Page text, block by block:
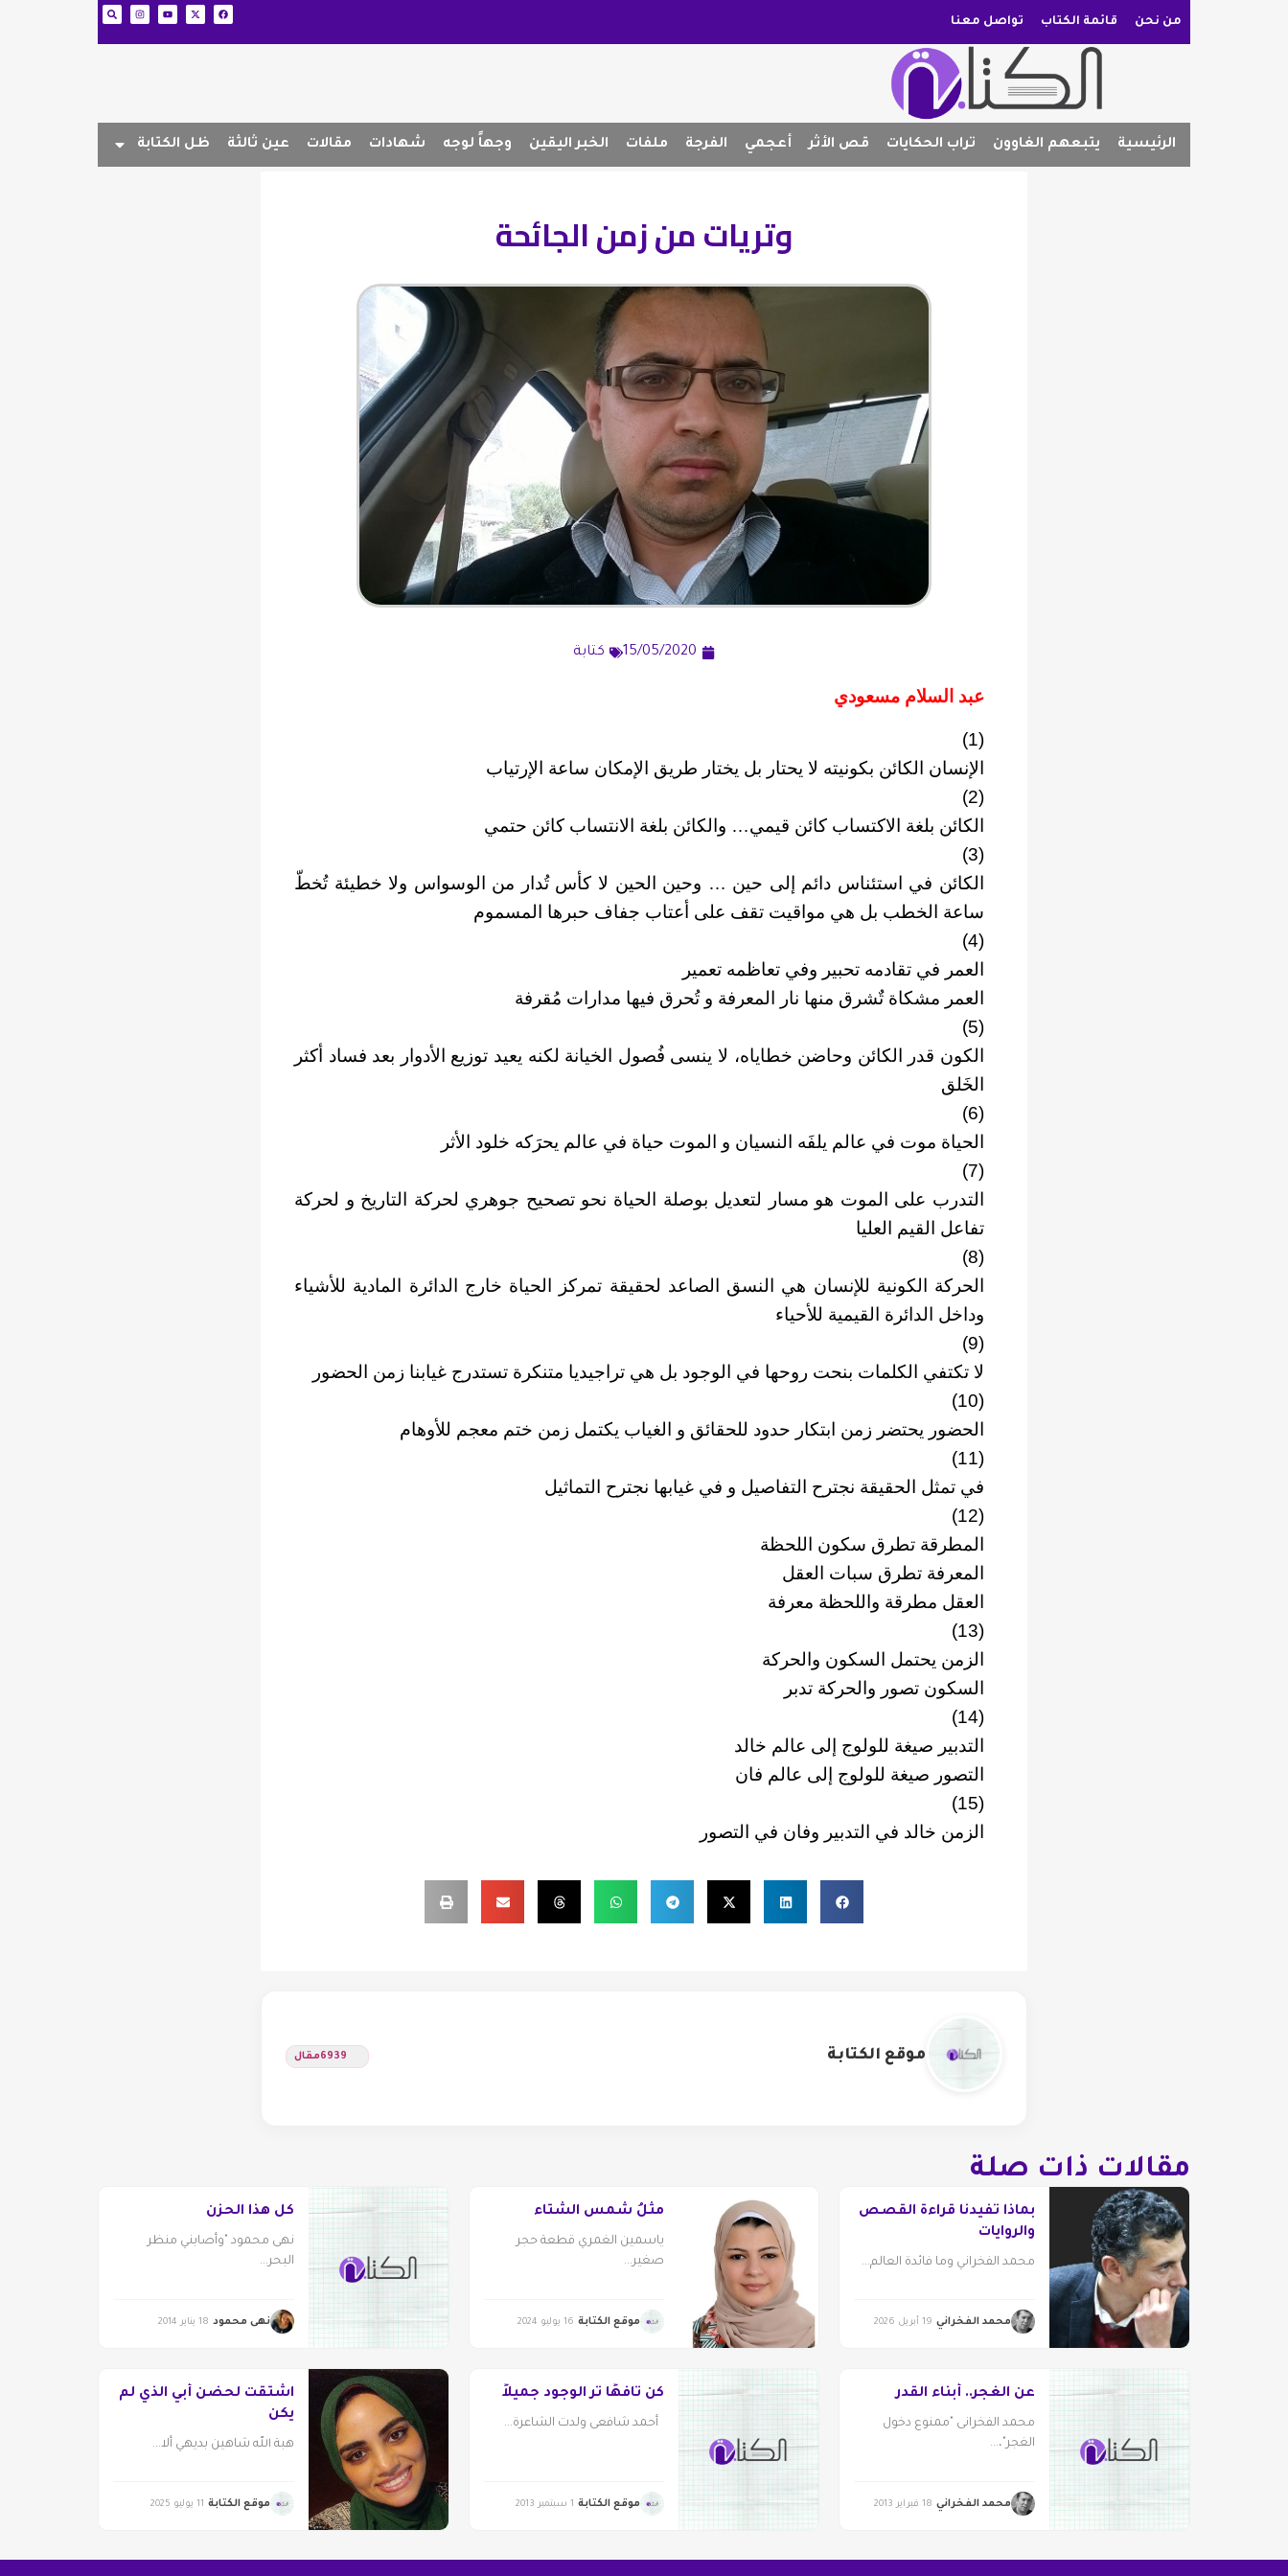
من نحن قائمة الكتاب تواصل معنا
الرئيسية يتبعهم الغاوون تراب الحكايات قص الأثر أعجمي الفرجة ملفات الخبر اليقين وجهاً لوجه شهادات مقالات عين ثالثة ظل الكتابة
وتريات من زمن الجائحة
15/05/2020 كتابة
عبد السلام مسعودي
(1)
الإنسان الكائن بكونيته لا يحتار بل يختار طريق الإمكان ساعة الإرتياب
(2)
الكائن بلغة الاكتساب كائن قيمي… والكائن بلغة الانتساب كائن حتمي
(3)
الكائن في استئناس دائم إلى حين … وحين الحين لا كأس تُدار من الوسواس ولا خطيئة تُخطّ
ساعة الخطب بل هي مواقيت تقف على أعتاب جفاف حبرها المسموم
(4)
العمر في تقادمه تحبير وفي تعاظمه تعمير
العمر مشكاة تٌشرق منها نار المعرفة و تُحرق فيها مدارات مُقرفة
(5)
الكون قدر الكائن وحاضن خطاياه، لا ينسى فُصول الخيانة لكنه يعيد توزيع الأدوار بعد فساد أكثر
الخَلق
(6)
الحياة موت في عالم يلفَه النسيان و الموت حياة في عالم يحرَكه خلود الأثر
(7)
التدرب على الموت هو مسار لتعديل بوصلة الحياة نحو تصحيح جوهري لحركة التاريخ و لحركة
تفاعل القيم العليا
(8)
الحركة الكونية للإنسان هي النسق الصاعد لحقيقة تمركز الحياة خارج الدائرة المادية للأشياء
وداخل الدائرة القيمية للأحياء
(9)
لا تكتفي الكلمات بنحت روحها في الوجود بل هي تراجيديا متنكرة تستدرج غيابنا زمن الحضور
(10)
الحضور يحتضر زمن ابتكار حدود للحقائق و الغياب يكتمل زمن ختم معجم للأوهام
(11)
في تمثل الحقيقة نجترح التفاصيل و في غيابها نجترح التماثيل
(12)
المطرقة تطرق سكون اللحظة
المعرفة تطرق سبات العقل
العقل مطرقة واللحظة معرفة
(13)
الزمن يحتمل السكون والحركة
السكون تصور والحركة تدبر
(14)
التدبير صيغة للولوج إلى عالم خالد
التصور صيغة للولوج إلى عالم فان
(15)
الزمن خالد في التدبير وفان في التصور
موقع الكتابة 6939مقال
مقالات ذات صلة
بماذا تفيدنا قراءة القصص
والروايات
محمد الفخراني وما فائدة العالم...
محمد الفخراني 19 أبريل 2026
مثلُ شمس الشتاء
ياسمين الغمري قطعة حجر
صغير...
موقع الكتابة 16 يوليو 2024
كل هذا الحزن
نهى محمود "وأصابني منظر
البحر...
نهى محمود 18 يناير 2014
عن الغجر.. أبناء القدر
محمد الفخرانى "ممنوع دخول
الغجر"،...
محمد الفخراني 18 فبراير 2013
كن تافهًا تر الوجود جميلاً
أحمد شافعى ولدت الشاعرة...
موقع الكتابة 1 سبتمبر 2013
اشتقت لحضن أبي الذي لم
يكن
هبة الله شاهين بديهي ألا...
موقع الكتابة 11 يوليو 2025